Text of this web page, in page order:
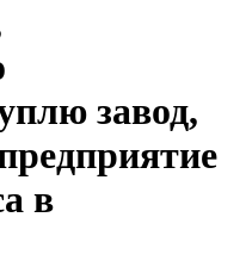
завод,
в